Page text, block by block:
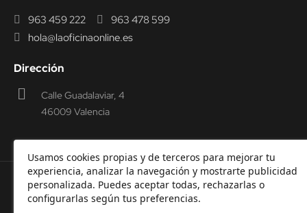
Usamos cookies propias y de terceros para mejorar tu
experiencia, analizar la navegación y mostrarte publicidad
personalizada. Puedes aceptar todas, rechazarlas o
configurarlas según tus preferencias.
963 459 222
963 478 599
hola@laoficinaonline.es
Dirección
Calle Guadalaviar, 4
46009 Valencia
© 2000-2026 Laoficinaonline.SIDEOFFICE, S.L. CIF
B98914336 -
Aviso Legal -